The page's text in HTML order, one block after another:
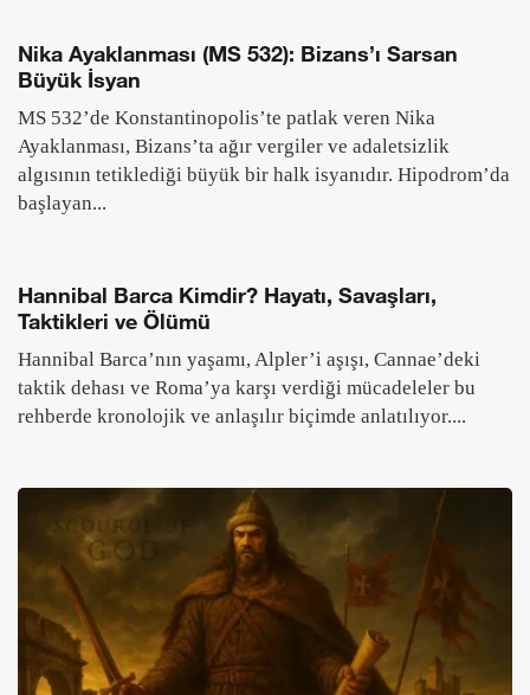
Nika Ayaklanması (MS 532): Bizans’ı Sarsan
Büyük İsyan
MS 532’de Konstantinopolis’te patlak veren Nika
Ayaklanması, Bizans’ta ağır vergiler ve adaletsizlik